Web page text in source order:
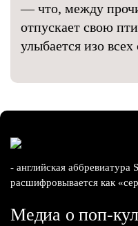
— что, между
отпускает свою
улыбается изо всех
- английская аббревиатура
расшифровывается как
Медиа о поп-